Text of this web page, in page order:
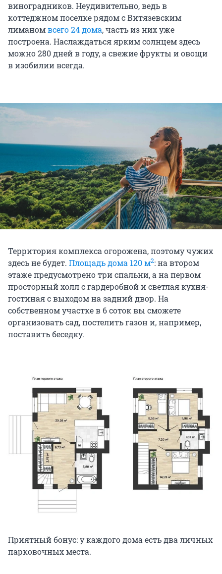
виноградников. Неудивительно, ведь в
коттеджном поселке рядом с Витязевским
лиманомвсего 24 дома, часть из них уже
построена. Наслаждаться ярким солнцем здесь
можно 280 дней в году, а свежие фрукты и овощи
в изобилии всегда.
Территория комплекса огорожена, поэтому чужих
здесь не будет. Площадь дома 120 м2: на втором
этаже предусмотрено три спальни, а на первом
просторный холл с гардеробной и светлая кухня-
гостиная с выходом на задний двор. На
собственном участке в 6 соток вы сможете
организовать сад, постелить газон и, например,
поставить беседку.
Приятный бонус: у каждого дома есть два личных
парковочных места.